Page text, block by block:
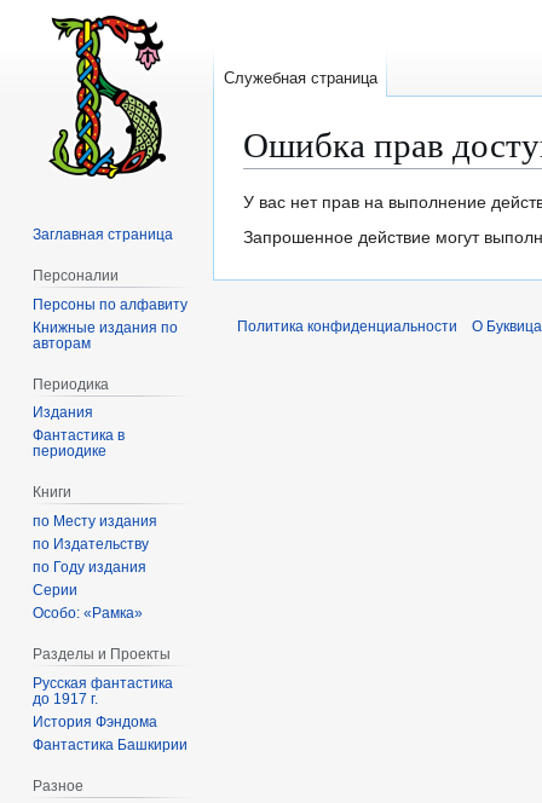
Ошибка прав
Перейти
к
Перейти
к
У вас нет прав на выполнение
Запрошенное действие могут
Служебная страница
Заглавная страница
Персоналии
Персоны по алфавиту
Книжные издания по
авторам
Периодика
Издания
Фантастика в
периодике
Книги
по Месту издания
по Издательству
по Году издания
Серии
Особо: «Рамка»
Разделы и Проекты
Русская фантастика
до 1917 г.
История Фэндома
Фантастика Башкирии
Разное
Политика конфиденциальности О Буквица